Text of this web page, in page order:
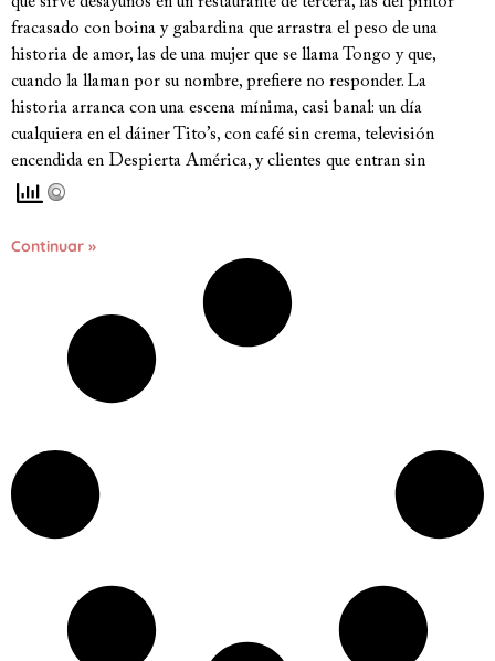
fracasado con boina y gabardina que arrastra el peso de una
historia de amor, las de una mujer que se llama Tongo y que,
cuando la llaman por su nombre, prefiere no responder. La
historia arranca con una escena mínima, casi banal: un día
cualquiera en el dáiner Tito’s, con café sin crema, televisión
encendida en Despierta América, y clientes que entran sin
Continuar »